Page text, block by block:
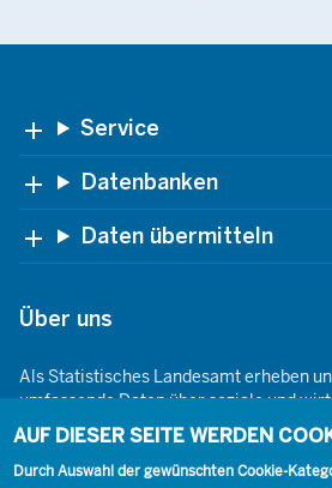
Footer Service
Datenbanken
Daten übermitteln
Über uns
Als Statistisches Landesamt erheben
umfassende Daten über soziale und
Gegebenheiten. Dabei sind wir den
Objektivität, wissenschaftlichen
statistischen Geheimhaltung
AUF DIESER SEITE WERDEN
Durch Auswahl der gewünschten Cookie-